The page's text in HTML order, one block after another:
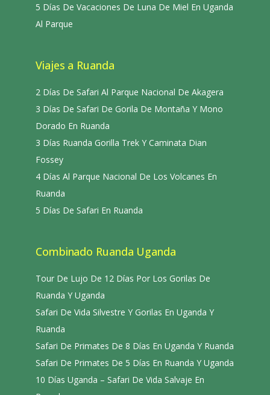
5 Días De Vacaciones De Luna De Miel En Uganda
Al Parque
Viajes a Ruanda
2 Días De Safari Al Parque Nacional De Akagera
3 Días De Safari De Gorila De Montaña Y Mono
Dorado En Ruanda
3 Días Ruanda Gorilla Trek Y Caminata Dian
Fossey
4 Días Al Parque Nacional De Los Volcanes En
Ruanda
5 Días De Safari En Ruanda
Combinado Ruanda Uganda
Tour De Lujo De 12 Días Por Los Gorilas De
Ruanda Y Uganda
Safari De Vida Silvestre Y Gorilas En Uganda Y
Ruanda
Safari De Primates De 8 Días En Uganda Y Ruanda
Safari De Primates De 5 Días En Ruanda Y Uganda
10 Días Uganda – Safari De Vida Salvaje En